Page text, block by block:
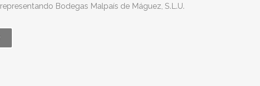
representando Bodegas Malpaís de Máguez, S.L.U.